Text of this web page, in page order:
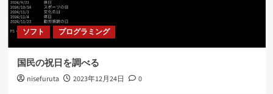
ソフト プログラミング
国民の祝日を調べる
nisefuruta 2023年12月24日 0